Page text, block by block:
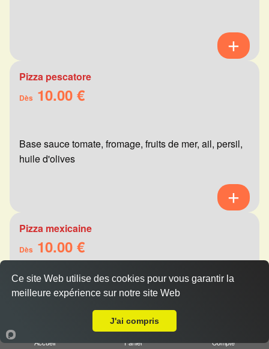
Pizza pescatore
Dès 10.00 €
Base sauce tomate, fromage, fruits de mer, ail, persil,
huile d'olives
Pizza mexicaine
Dès 10.00 €
Base sauce tomate, fromage, viande hachée,
merguez, champignons, poivrons
Accueil Panier Compte
Ce site Web utilise des cookies pour vous garantir la
meilleure expérience sur notre site Web
J'ai compris